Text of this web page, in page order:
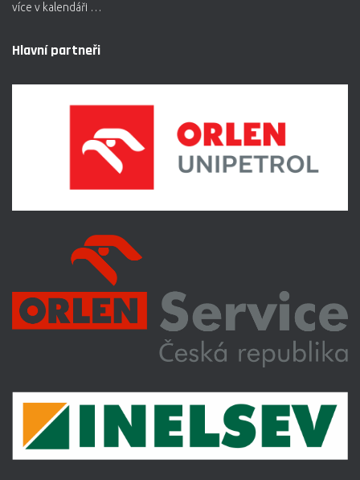
více v kalendáři …
Hlavní partneři